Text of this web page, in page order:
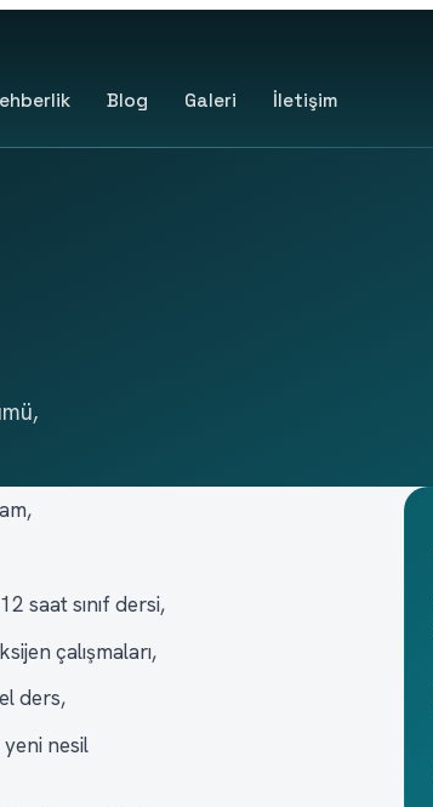
Blog Galeri İletişim
saat sınıf dersi,
çalışmaları,
ders,
nesil